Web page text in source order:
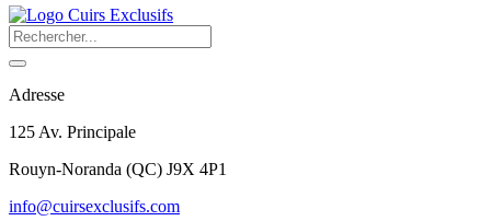
Adresse
125 Av. Principale
Rouyn-Noranda (QC) J9X 4P1
info@cuirsexclusifs.com